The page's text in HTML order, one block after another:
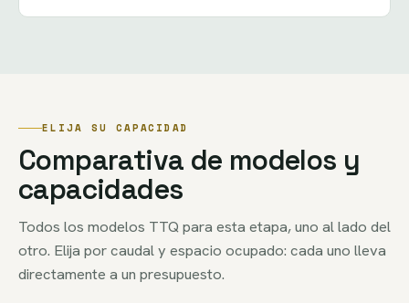
ELIJA SU CAPACIDAD
Comparativa de modelos y
capacidades
Todos los modelos TTQ para esta etapa, uno al lado del
otro. Elija por caudal y espacio ocupado: cada uno lleva
directamente a un presupuesto.